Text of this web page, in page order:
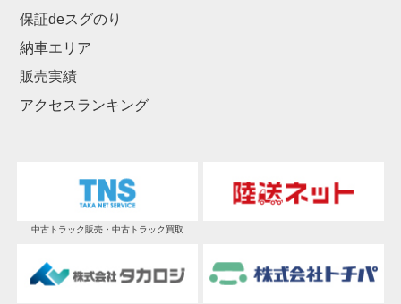
保証deスグのり
納車エリア
販売実績
アクセスランキング
中古トラック販売・中古トラック買取